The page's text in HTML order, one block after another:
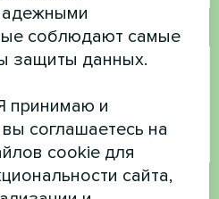
конфиденциальности
соблюдают самые
защиты данных.
принимаю и
соглашаетесь на
cookie для
сайта,